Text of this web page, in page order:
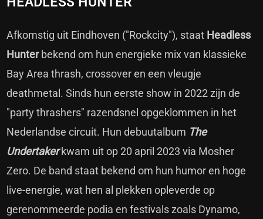
Afkomstig uit Eindhoven ("Rockcity"), staat Headless
Hunterbekend om hun energieke mix van klassieke
Bay Area thrash, crossover en een vleugje
deathmetal. Sinds hun eerste show in 2022 zijn de
"party thrashers" razendsnel opgeklommen in het
Nederlandse circuit. Hun debuutalbum The
Undertakerkwam uit op 20 april 2023 via Mosher
Zero. De band staat bekend om hun humor en hoge
live-energie, wat hen al plekken opleverde op
gerenommeerde podia en festivals zoals Dynamo,